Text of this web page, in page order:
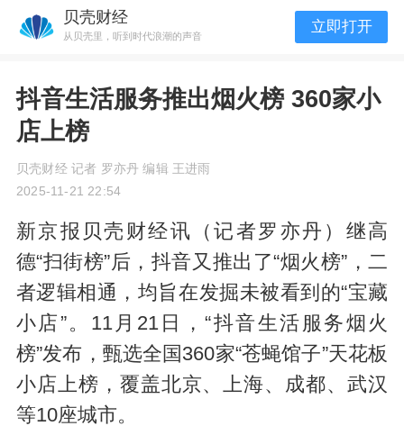
贝壳财经
从贝壳里，听到时代浪潮的声音
立即打开
抖音生活服务推出烟火榜 360家小
店上榜
贝壳财经 记者 罗亦丹 编辑 王进雨
2025-11-21 22:54
新京报贝壳财经讯（记者罗亦丹）继高
德“扫街榜”后，抖音又推出了“烟火榜”，二
者逻辑相通，均旨在发掘未被看到的“宝藏
小店”。11月21日，“抖音生活服务烟火
榜”发布，甄选全国360家“苍蝇馆子”天花板
小店上榜，覆盖北京、上海、成都、武汉
等10座城市。